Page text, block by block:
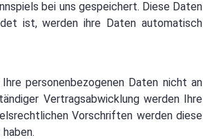
bei uns gespeichert. Diese Daten
ist, werden ihre Daten automatisch
personenbezogenen Daten nicht an
Vertragsabwicklung werden Ihre
Vorschriften werden diese